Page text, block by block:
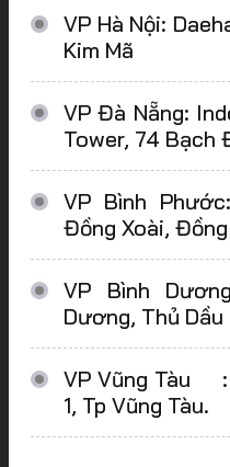
VP Hà Nội:
Kim Mã
VP Đà Nẵng:
Tower, 74 Bạch
VP Bình
Đồng Xoài, Đồng
VP Bình
Dương, Thủ Dầu
VP Vũng Tàu :
1, Tp Vũng Tàu.